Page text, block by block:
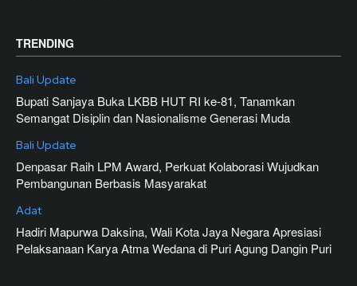
TRENDING
Bali Update
Bupati Sanjaya Buka LKBB HUT RI ke-81, Tanamkan
Semangat Disiplin dan Nasionalisme Generasi Muda
Bali Update
Denpasar Raih LPM Award, Perkuat Kolaborasi Wujudkan
Pembangunan Berbasis Masyarakat
Adat
Hadiri Mapurwa Daksina, Wali Kota Jaya Negara Apresiasi
Pelaksanaan Karya Atma Wedana di Puri Agung Dangin Puri